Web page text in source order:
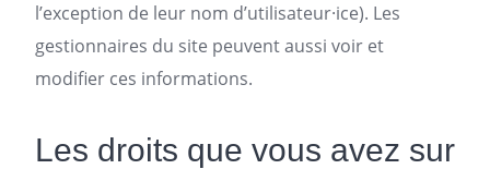
l’exception de leur nom d’utilisateur·ice). Les
gestionnaires du site peuvent aussi voir et
modifier ces informations.
Les droits que vous avez sur